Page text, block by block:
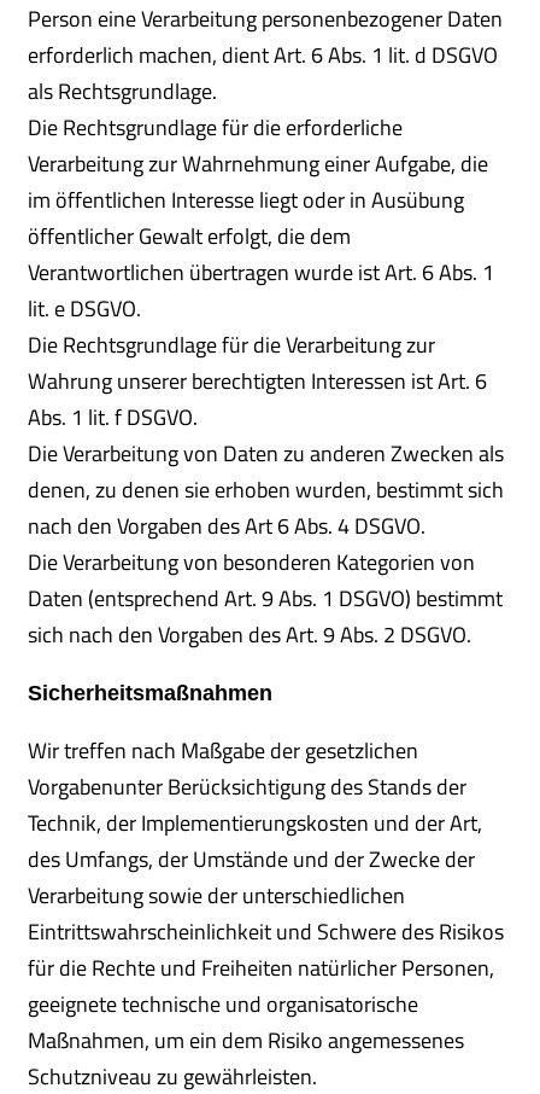
Person eine Verarbeitung personenbezogener Daten
erforderlich machen, dient Art. 6 Abs. 1 lit. d DSGVO
als Rechtsgrundlage.
Die Rechtsgrundlage für die erforderliche
Verarbeitung zur Wahrnehmung einer Aufgabe, die
im öffentlichen Interesse liegt oder in Ausübung
öffentlicher Gewalt erfolgt, die dem
Verantwortlichen übertragen wurde ist Art. 6 Abs. 1
lit. e DSGVO.
Die Rechtsgrundlage für die Verarbeitung zur
Wahrung unserer berechtigten Interessen ist Art. 6
Abs. 1 lit. f DSGVO.
Die Verarbeitung von Daten zu anderen Zwecken als
denen, zu denen sie erhoben wurden, bestimmt sich
nach den Vorgaben des Art 6 Abs. 4 DSGVO.
Die Verarbeitung von besonderen Kategorien von
Daten (entsprechend Art. 9 Abs. 1 DSGVO) bestimmt
sich nach den Vorgaben des Art. 9 Abs. 2 DSGVO.
Sicherheitsmaßnahmen
Wir treffen nach Maßgabe der gesetzlichen
Vorgabenunter Berücksichtigung des Stands der
Technik, der Implementierungskosten und der Art,
des Umfangs, der Umstände und der Zwecke der
Verarbeitung sowie der unterschiedlichen
Eintrittswahrscheinlichkeit und Schwere des Risikos
für die Rechte und Freiheiten natürlicher Personen,
geeignete technische und organisatorische
Maßnahmen, um ein dem Risiko angemessenes
Schutzniveau zu gewährleisten.